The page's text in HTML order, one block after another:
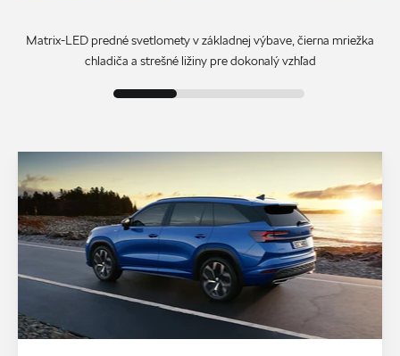
Matrix-LED predné svetlomety v základnej výbave, čierna mriežka
chladiča a strešné ližiny pre dokonalý vzhľad